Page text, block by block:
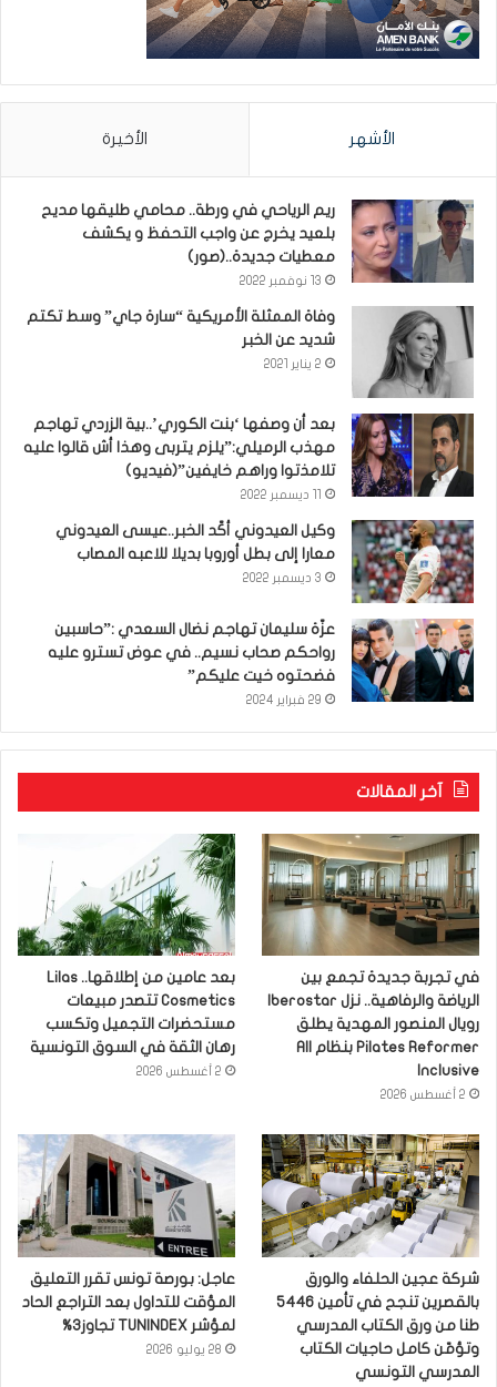
الأشهر الأخيرة
ريم الرياحي في ورطة.. محامي طليقها مديح
بلعيد يخرج عن واجب التحفظ و يكشف
معطيات جديدة..(صور)
13 نوفمبر 2022
وفاة الممثلة الأمريكية “سارة جاي” وسط تكتم
شديد عن الخبر
2 يناير 2021
بعد أن وصفها ‘بنت الكوري’..بية الزردي تهاجم
مهذب الرميلي:”يلزم يتربى وهذا أش قالوا عليه
تلامذتوا وراهم خايفين”(فيديو)
وكيل العيدوني أكّد الخبر..عيسى العيدوني
معارا إلى بطل أوروبا بديلا للاعبه المصاب
3 ديسمبر 2022
عزّة سليمان تهاجم نضال السعدي :”حاسبين
رواحكم صحاب نسيم.. في عوض تسترو عليه
فضحتوه خيت عليكم”
29 فبراير 2024
آخر المقالات
في تجربة جديدة تجمع بين
رويال المنصور المهدية يطلق
Pilates Reformer بنظام All
Inclusive
2 أغسطس 2026
بعد عامين من إطلاقها.. Lilas
Cosmetics تتصدر مبيعات
مستحضرات التجميل وتكسب
رهان الثقة في السوق التونسية
2 أغسطس 2026
شركة عجين الحلفاء والورق
بالقصرين تنجح في تأمين 5446
طنا من ورق الكتاب المدرسي
وتؤمّن كامل حاجيات الكتاب
المدرسي التونسي
عاجل: بورصة تونس تقرر التعليق
المؤقت للتداول بعد التراجع الحاد
لمؤشر TUNINDEX تجاوز3%
28 يوليو 2026